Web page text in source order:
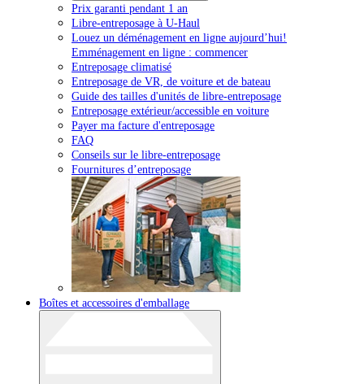
Prix garanti pendant 1 an
Libre-entreposage à U-Haul
Louez un déménagement en ligne aujourd’hui!
Emménagement en ligne : commencer
Entreposage climatisé
Entreposage de VR, de voiture et de bateau
Guide des tailles d'unités de libre-entreposage
Entreposage extérieur/accessible en voiture
Payer ma facture d'entreposage
FAQ
Conseils sur le libre-entreposage
Fournitures d’entreposage
Boîtes et accessoires d'emballage